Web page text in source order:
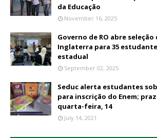
da Educação
November 16, 2025
Governo de RO abre
Inglaterra para 35
estadual
September 02, 2025
Seduc alerta estudantes
para inscrição do Enem;
quarta-feira, 14
July 14, 2021